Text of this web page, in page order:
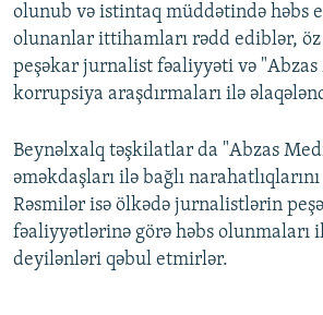
olunub və istintaq müddətində həbs
olunanlar ittihamları rədd ediblər,
peşəkar jurnalist fəaliyyəti və "Abzas
korrupsiya araşdırmaları ilə
Beynəlxalq təşkilatlar da "Abzas
əməkdaşları ilə bağlı
Rəsmilər isə ölkədə jurnalistlərin peşə
fəaliyyətlərinə görə həbs olunmaları
deyilənləri qəbul etmirlər.